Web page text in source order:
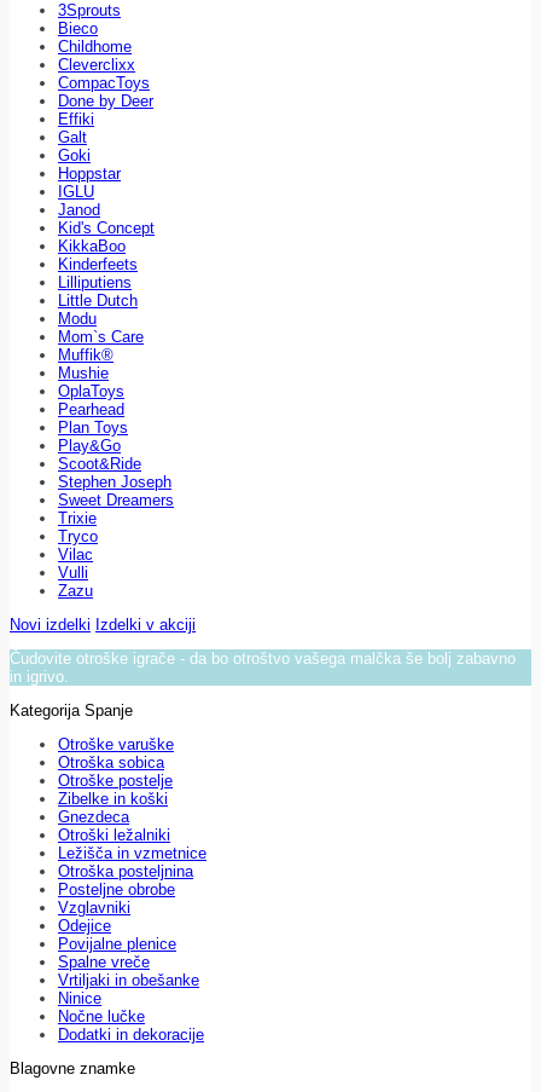
3Sprouts
Bieco
Childhome
Cleverclixx
CompacToys
Done by Deer
Effiki
Galt
Goki
Hoppstar
IGLU
Janod
Kid's Concept
KikkaBoo
Kinderfeets
Lilliputiens
Little Dutch
Modu
Mom`s Care
Muffik®
Mushie
OplaToys
Pearhead
Plan Toys
Play&Go
Scoot&Ride
Stephen Joseph
Sweet Dreamers
Trixie
Tryco
Vilac
Vulli
Zazu
Novi izdelki Izdelki v akciji
Čudovite otroške igrače - da bo otroštvo vašega malčka še bolj zabavno
in igrivo.
Kategorija Spanje
Otroške varuške
Otroška sobica
Otroške postelje
Zibelke in koški
Gnezdeca
Otroški ležalniki
Ležišča in vzmetnice
Otroška posteljnina
Posteljne obrobe
Vzglavniki
Odejice
Povijalne plenice
Spalne vreče
Vrtiljaki in obešanke
Ninice
Nočne lučke
Dodatki in dekoracije
Blagovne znamke